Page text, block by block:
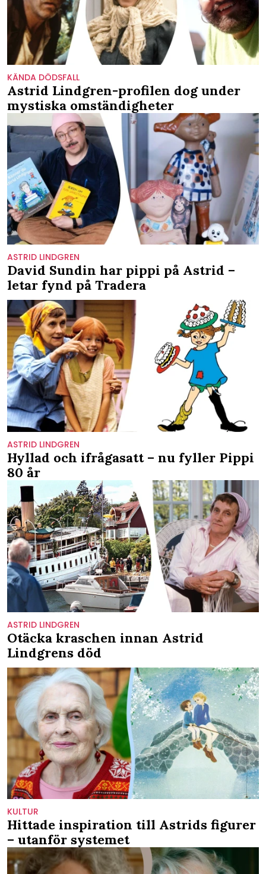
KÄNDA DÖDSFALL
Astrid Lindgren-profilen dog under
mystiska omständigheter
ASTRID LINDGREN
David Sundin har pippi på Astrid –
letar fynd på Tradera
ASTRID LINDGREN
Hyllad och ifrågasatt – nu fyller Pippi
80 år
ASTRID LINDGREN
Otäcka kraschen innan Astrid
Lindgrens död
KULTUR
Hittade inspiration till Astrids figurer
– utanför systemet